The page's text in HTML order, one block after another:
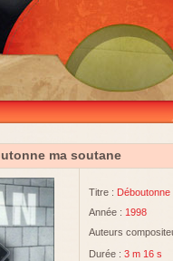
ma soutane
Titre :
Année : 1998
Auteurs
Durée : 3 m 16 s